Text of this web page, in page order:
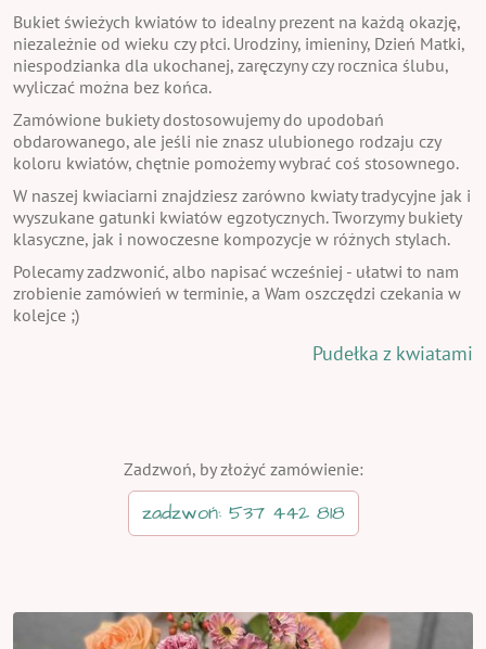
Bukiet świeżych kwiatów to idealny prezent na każdą okazję,
niezależnie od wieku czy płci. Urodziny, imieniny, Dzień Matki,
niespodzianka dla ukochanej, zaręczyny czy rocznica ślubu,
wyliczać można bez końca.
Zamówione bukiety dostosowujemy do upodobań
obdarowanego, ale jeśli nie znasz ulubionego rodzaju czy
koloru kwiatów, chętnie pomożemy wybrać coś stosownego.
W naszej kwiaciarni znajdziesz zarówno kwiaty tradycyjne jak i
wyszukane gatunki kwiatów egzotycznych. Tworzymy bukiety
klasyczne, jak i nowoczesne kompozycje w różnych stylach.
Polecamy zadzwonić, albo napisać wcześniej - ułatwi to nam
zrobienie zamówień w terminie, a Wam oszczędzi czekania w
kolejce ;)
Pudełka z kwiatami
Zadzwoń, by złożyć zamówienie:
zadzwoń: 537 442 818